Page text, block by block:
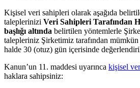
Kişisel veri sahipleri olarak aşağıda
taleplerinizi Veri Sahipleri Tarafından
başlığı altında belirtilen yöntemlerle
talepleriniz Şirketimiz tarafından mümkün
halde 30 (otuz) gün içerisinde
Kanun’un 11. maddesi uyarınca kişisel
haklara sahipsiniz: